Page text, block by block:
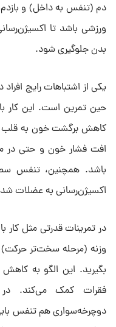
دم (تنفس به داخل) و
ورزشی باشد تا
بدن جلوگیری شود.
یکی از اشتباهات رایج
حین تمرین است. این کار
کاهش برگشت خون به قلب
افت فشار خون و حتی در
باشد. همچنین، تنفس
اکسیژن‌رسانی به عضلات
در تمرینات قدرتی مثل کار
وزنه (مرحله سخت‌تر حرکت)
بگیرید. این الگو به
فقرات کمک می‌کند. در
دوچرخه‌سواری هم تنفس